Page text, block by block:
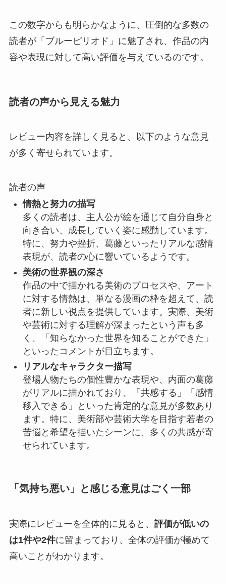
この数字からも明らかなように、 圧倒的な多数の
読者が「ブルーピリオド」に魅了され、作品の内
容や表現に対して高い評価を与えているのです。
読者の声から見える魅力
レビュー内容を詳しく見ると、以下のような意見
が多く寄せられています。
読者の声
情熱と努力の描写
多くの読者は、主人公が絵を通じて自分自身と
向き合い、成長していく姿に感動しています。
特に、努力や挫折、葛藤といったリアルな感情
表現が、読者の心に響いているようです。
美術の世界観の深さ
作品の中で描かれる美術のプロセスや、アート
に対する情熱は、単なる漫画の枠を超えて、読
者に新しい視点を提供しています。実際、美術
や芸術に対する理解が深まったという声も多
く、「知らなかった世界を知ることができた」
といったコメントが目立ちます。
リアルなキャラクター描写
登場人物たちの個性豊かな表現や、内面の葛藤
がリアルに描かれており、「共感する」「感情
移入できる」といった肯定的な意見が多数あり
ます。特に、美術部や芸術大学を目指す若者の
苦悩と希望を描いたシーンに、多くの共感が寄
せられています。
「気持ち悪い」と感じる意見はごく一部
実際にレビューを全体的に見ると、 評価が低いの
は1件や2件に留まっており、全体の評価が極めて
高いことがわかります。